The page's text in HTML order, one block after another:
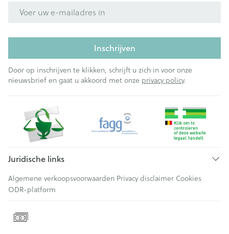
Inschrijven
Door op inschrijven te klikken, schrijft u zich in voor onze
nieuwsbrief en gaat u akkoord met onze privacy policy.
Juridische links
Algemene verkoopsvoorwaarden Privacy disclaimer Cookies
ODR-platform